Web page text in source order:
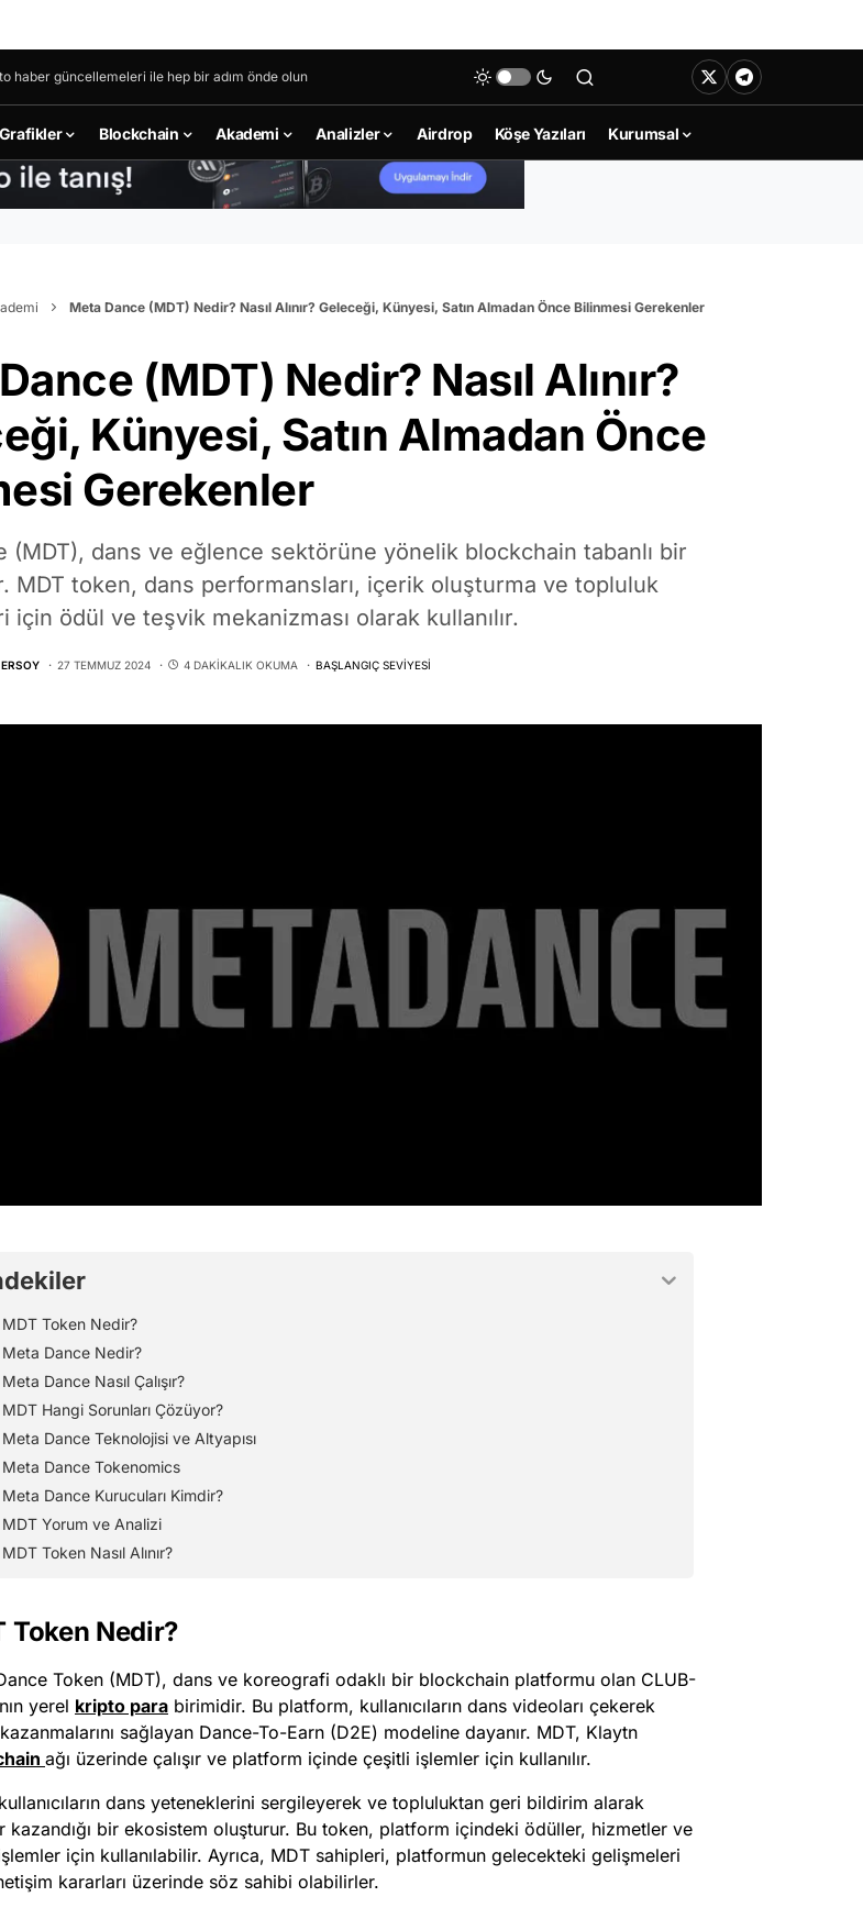
haber güncellemeleri ile hep bir adım önde olun
Grafikler Blockchain Akademi Analizler Airdrop Köşe Yazıları Kurumsal
Meta Dance (MDT) Nedir? Nasıl Alınır? Geleceği, Künyesi, Satın Almadan Önce Bilinmesi Gerekenler
(MDT) Nedir? Nasıl Alınır?
Künyesi, Satın Almadan Önce
Gerekenler
(MDT), dans ve eğlence sektörüne yönelik blockchain tabanlı bir
MDT token, dans performansları, içerik oluşturma ve topluluk
için ödül ve teşvik mekanizması olarak kullanılır.
27 TEMMUZ 2024 4 DAKIKALIK OKUMA BAŞLANGIÇ SEVIYESI
MDT Token Nedir?
Meta Dance Nedir?
Meta Dance Nasıl Çalışır?
MDT Hangi Sorunları Çözüyor?
Meta Dance Teknolojisi ve Altyapısı
Meta Dance Tokenomics
Meta Dance Kurucuları Kimdir?
MDT Yorum ve Analizi
MDT Token Nasıl Alınır?
Token Nedir?
Token (MDT), dans ve koreografi odaklı bir blockchain platformu olan CLUB-
yerel kripto para birimidir. Bu platform, kullanıcıların dans videoları çekerek
sağlayan Dance-To-Earn (D2E) modeline dayanır. MDT, Klaytn
ağı üzerinde çalışır ve platform içinde çeşitli işlemler için kullanılır.
dans yeteneklerini sergileyerek ve topluluktan geri bildirim alarak
kazandığı bir ekosistem oluşturur. Bu token, platform içindeki ödüller, hizmetler ve
için kullanılabilir. Ayrıca, MDT sahipleri, platformun gelecekteki gelişmeleri
kararları üzerinde söz sahibi olabilirler.